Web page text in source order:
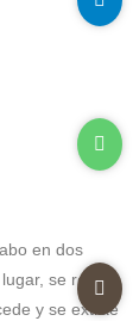
en dos
se realiza
y se extrae